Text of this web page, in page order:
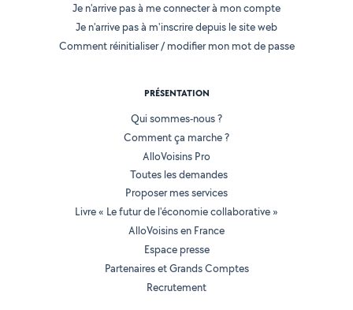
Je n'arrive pas à me connecter à mon compte
Je n'arrive pas à m'inscrire depuis le site web
Comment réinitialiser / modifier mon mot de passe
PRÉSENTATION
Qui sommes-nous ?
Comment ça marche ?
AlloVoisins Pro
Toutes les demandes
Proposer mes services
Livre « Le futur de l'économie collaborative »
AlloVoisins en France
Espace presse
Partenaires et Grands Comptes
Recrutement